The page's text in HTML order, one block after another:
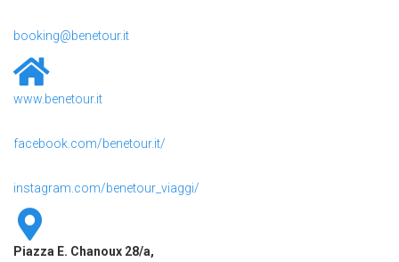
booking@benetour.it
www.benetour.it
facebook.com/benetour.it/
instagram.com/benetour_viaggi/
Piazza E. Chanoux 28/a,